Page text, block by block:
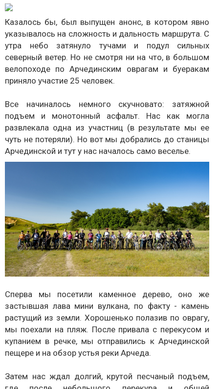
Казалось бы, был выпущен анонс, в котором явно
указывалось на сложность и дальность маршрута. С
утра небо затянуло тучами и подул сильных
северный ветер. Но не смотря ни на что, в большом
велопоходе по Арчединским оврагам и буеракам
приняло участие 25 человек.
Все начиналось немного скучновато: затяжной
подъем и монотонный асфальт. Нас как могла
развлекала одна из участниц (в результате мы ее
чуть не потеряли). Но вот мы добрались до станицы
Арчединской и тут у нас началось само веселье.
Сперва мы посетили каменное дерево, оно же
застывшая лава мини вулкана, по факту - камень
растущий из земли. Хорошенько полазив по оврагу,
мы поехали на пляж. После привала с перекусом и
купанием в речке, мы отправились к Арчединской
пещере и на обзор устья реки Арчеда.
Затем нас ждал долгий, крутой песчаный подъем,